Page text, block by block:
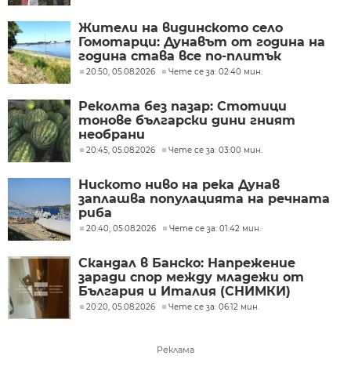
Жители на видинското село
Гомотарци: Дунавът от година на
година става все по-плитък
20:50, 05.08.2026 Чете се за: 02:40 мин.
Реколта без пазар: Стотици
тонове български дини гният
необрани
20:45, 05.08.2026 Чете се за: 03:00 мин.
Ниското ниво на река Дунав
заплашва популацията на речната
риба
20:40, 05.08.2026 Чете се за: 01:42 мин.
Скандал в Банско: Напрежение
заради спор между младежи от
България и Италия (СНИМКИ)
20:20, 05.08.2026 Чете се за: 06:12 мин.
Реклама